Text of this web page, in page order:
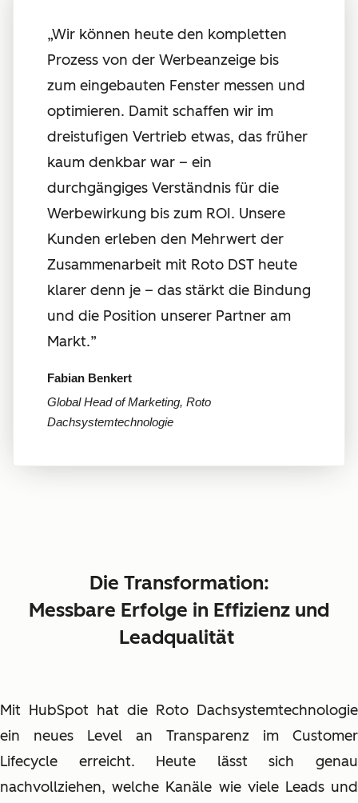
„Wir können heute den kompletten
Prozess von der Werbeanzeige bis
zum eingebauten Fenster messen und
optimieren. Damit schaffen wir im
dreistufigen Vertrieb etwas, das früher
kaum denkbar war – ein
durchgängiges Verständnis für die
Werbewirkung bis zum ROI. Unsere
Kunden erleben den Mehrwert der
Zusammenarbeit mit Roto DST heute
klarer denn je – das stärkt die Bindung
und die Position unserer Partner am
Markt.”
Fabian Benkert
Global Head of Marketing, Roto
Dachsystemtechnologie
Die Transformation:
Messbare Erfolge in Effizienz und
Leadqualität
Mit HubSpot hat die Roto Dachsystemtechnologie
ein neues Level an Transparenz im Customer
Lifecycle erreicht. Heute lässt sich genau
nachvollziehen, welche Kanäle wie viele Leads und